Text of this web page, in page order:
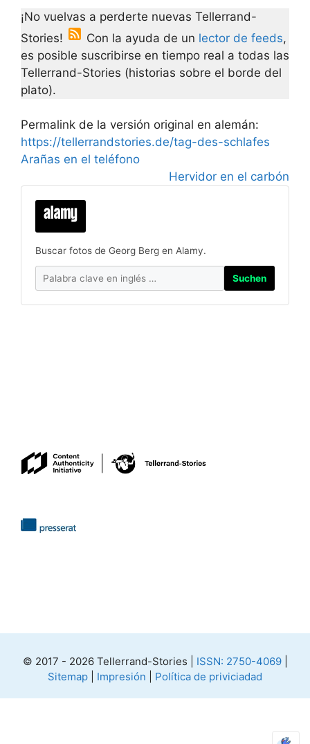
¡No vuelvas a perderte nuevas Tellerrand-
Stories!
Con la ayuda de un lector de feeds,
es posible suscribirse en tiempo real a todas las
Tellerrand-Stories (historias sobre el borde del
plato).
Permalink de la versión original en alemán:
https://tellerrandstories.de/tag-des-schlafes
Arañas en el teléfono
Hervidor en el carbón
Buscar fotos de Georg Berg en Alamy.
Suchen
© 2017 - 2026 Tellerrand-Stories | ISSN: 2750-4069|
Sitemap
Impresión Política de priviciadad